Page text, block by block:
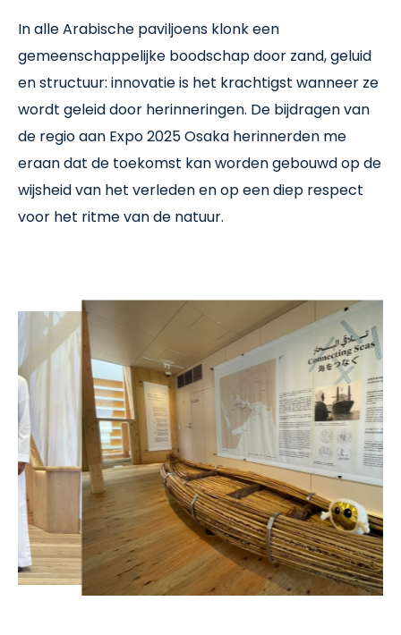
In alle Arabische paviljoens klonk een
gemeenschappelijke boodschap door zand, geluid
en structuur: innovatie is het krachtigst wanneer ze
wordt geleid door herinneringen. De bijdragen van
de regio aan Expo 2025 Osaka herinnerden me
eraan dat de toekomst kan worden gebouwd op de
wijsheid van het verleden en op een diep respect
voor het ritme van de natuur.